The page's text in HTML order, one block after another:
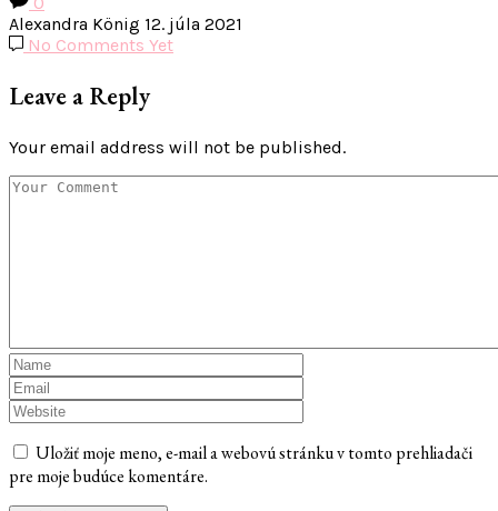
Alexandra König 12. júla 2021
No Comments Yet
Leave a Reply
Your email address will not be published.
Uložiť moje meno, e-mail a webovú stránku v tomto prehliadači
pre moje budúce komentáre.